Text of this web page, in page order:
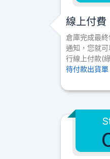
線上付費
倉庫完成最
通知，您就
行線上付款(
待付款出貨單